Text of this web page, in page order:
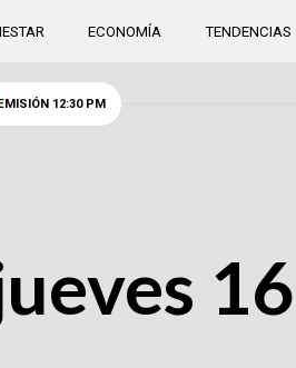
ECONOMÍA TENDENCIAS
EMISIÓN 12:30 PM